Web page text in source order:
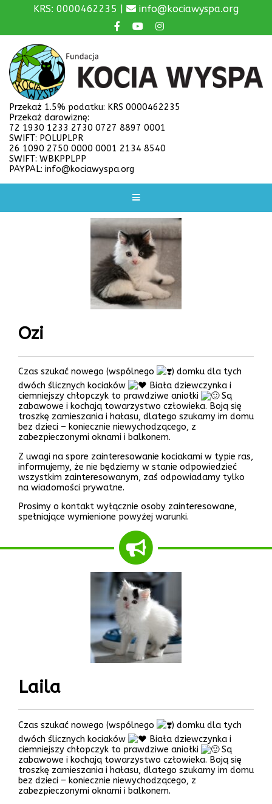
KRS: 0000462235 | info@kociawyspa.org
Przekaż 1.5% podatku: KRS 0000462235
Przekaż darowiznę:
72 1930 1233 2730 0727 8897 0001
SWIFT: POLUPLPR
26 1090 2750 0000 0001 2134 8540
SWIFT: WBKPPLPP
PAYPAL: info@kociawyspa.org
Ozi
Czas szukać nowego (wspólnego
) domku dla tych
dwóch ślicznych kociaków
Biała dziewczynka i
ciemniejszy chłopczyk to prawdziwe aniołki
Są
zabawowe i kochają towarzystwo człowieka. Boją się
troszkę zamieszania i hałasu, dlatego szukamy im domu
bez dzieci – koniecznie niewychodzącego, z
zabezpieczonymi oknami i balkonem.
Z uwagi na spore zainteresowanie kociakami w typie ras,
informujemy, że nie będziemy w stanie odpowiedzieć
wszystkim zainteresowanym, zaś odpowiadamy tylko
na wiadomości prywatne.
Prosimy o kontakt wyłącznie osoby zainteresowane,
spełniające wymienione powyżej warunki.
Laila
Czas szukać nowego (wspólnego
) domku dla tych
dwóch ślicznych kociaków
Biała dziewczynka i
ciemniejszy chłopczyk to prawdziwe aniołki
Są
zabawowe i kochają towarzystwo człowieka. Boją się
troszkę zamieszania i hałasu, dlatego szukamy im domu
bez dzieci – koniecznie niewychodzącego, z
zabezpieczonymi oknami i balkonem.